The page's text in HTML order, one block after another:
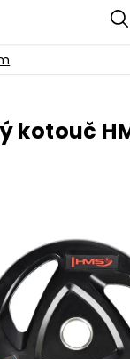
kotouč